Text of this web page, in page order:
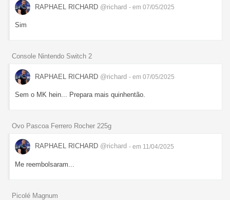
RAPHAEL RICHARD @richard - em 07/05/2025
Sim
Console Nintendo Switch 2
RAPHAEL RICHARD @richard - em 07/05/2025
Sem o MK hein... Prepara mais quinhentão.
Ovo Pascoa Ferrero Rocher 225g
RAPHAEL RICHARD @richard - em 11/04/2025
Me reembolsaram...
Picolé Magnum